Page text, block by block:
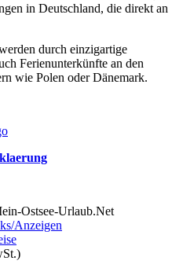
in Deutschland, die direkt an
durch einzigartige
Ferienunterkünfte an den
wie Polen oder Dänemark.
Ostsee-Urlaub.Net
Anzeigen